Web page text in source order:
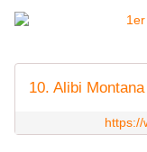
10. Alibi
https://